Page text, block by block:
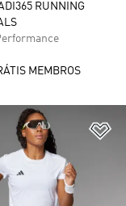
RUNNING
MEMBROS
de Desejos